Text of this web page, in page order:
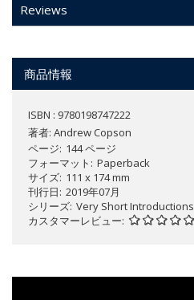
Reviews
商品情報
ISBN : 9780198747222
著者: Andrew Copson
ページ 144 ページ
フォーマット
Paperback
サイズ 111 x 174 mm
刊行日 2019年07月
シリーズ Very Short Introductions
カスタマーレビュー